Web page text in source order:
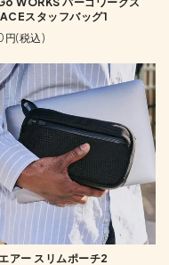
スタッフバッグ1
円(税込)
アー スリムポーチ2